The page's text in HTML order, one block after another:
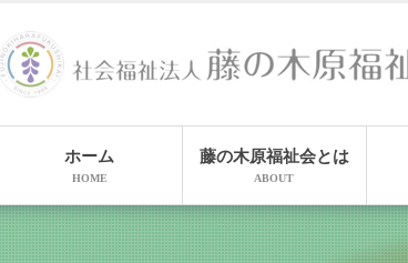
ホーム
HOME
藤の木原福祉会とは
ABOUT